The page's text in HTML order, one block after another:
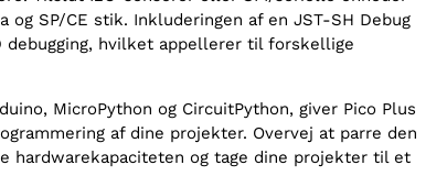
SP/CE stik. Inkluderingen af en JST-SH Debug
debugging, hvilket appellerer til forskellige
MicroPython og CircuitPython, giver Pico Plus
af dine projekter. Overvej at parre den
hardwarekapaciteten og tage dine projekter til et